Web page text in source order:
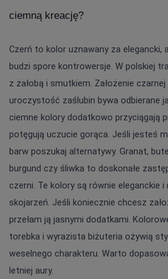
ciemną kreację?
Czerń to kolor uznawany za elegancki,
budzi spore kontrowersje. W polskiej
z żałobą i smutkiem. Założenie
uroczystość zaślubin bywa odbierane
ciemne kolory dodatkowo przyciągają
potęgują uczucie gorąca. Jeśli jesteś
barw poszukaj alternatywy. Granat,
burgund czy śliwka to doskonałe
czerni. Te kolory są równie eleganckie
skojarzeń. Jeśli koniecznie chcesz
przełam ją jasnymi dodatkami.
torebka i wyrazista biżuteria ożywią
weselnego charakteru. Warto
letniej aury.